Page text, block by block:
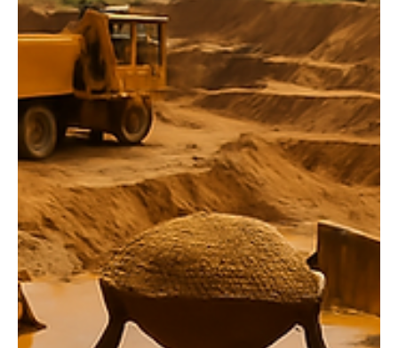
Politique
l'arme la plus puissante ,c'est la connaissance
de l'ennemi
Mamadi Doumbouya a été dans l’armée française , plus
précisément dans la Légion étrangère . Il y a terminé son contrat
en 2009 avec le...